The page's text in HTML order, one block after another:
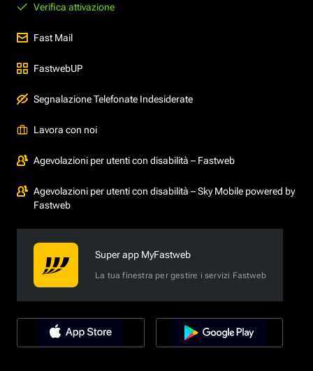
Verifica attivazione
Fast Mail
FastwebUP
Segnalazione Telefonate Indesiderate
Lavora con noi
Agevolazioni per utenti con disabilità – Fastweb
Agevolazioni per utenti con disabilità – Sky Mobile powered by
Fastweb
Super app MyFastweb
La tua finestra per gestire i servizi Fastweb